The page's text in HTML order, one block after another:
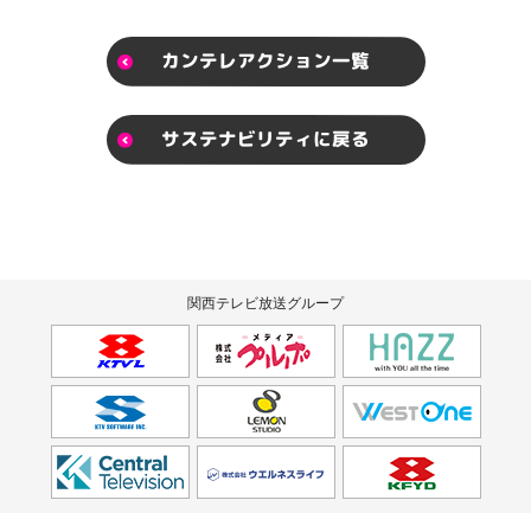
カンテレアクション一覧
サステナビリティに戻る
関西テレビ放送グループ